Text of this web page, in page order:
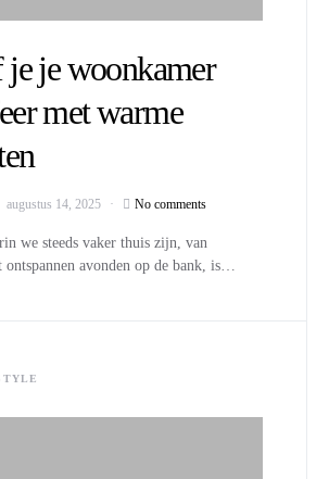
je je woonkamer
met warme
augustus 14, 2025 No comments
we steeds vaker thuis zijn, van
ontspannen avonden op de bank, is…